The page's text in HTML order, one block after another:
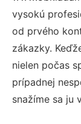
vysokú
od prvého
zákazky.
nielen počas
prípadnej
snažíme sa ju